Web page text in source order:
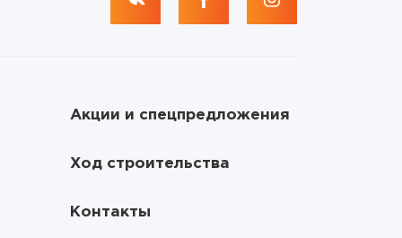
Акции и спецпредложения
Ход строительства
Контакты